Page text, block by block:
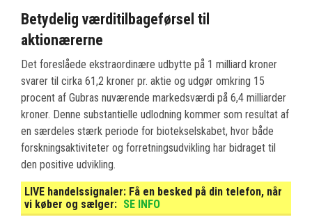
Betydelig værditilbageførsel til
aktionærerne
Det foreslåede ekstraordinære udbytte på 1 milliard kroner
svarer til cirka 61,2 kroner pr. aktie og udgør omkring 15
procent af Gubras nuværende markedsværdi på 6,4 milliarder
kroner. Denne substantielle udlodning kommer som resultat af
en særdeles stærk periode for biotekselskabet, hvor både
forskningsaktiviteter og forretningsudvikling har bidraget til
den positive udvikling.
LIVE handelssignaler: Få en besked på din telefon, når
vi køber og sælger: SE INFO